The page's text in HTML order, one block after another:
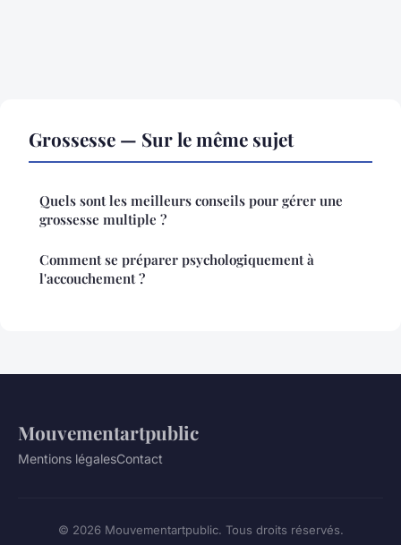
Grossesse — Sur le même sujet
Quels sont les meilleurs conseils pour gérer une
grossesse multiple ?
Comment se préparer psychologiquement à
l'accouchement ?
Mouvementartpublic
Mentions légalesContact
© 2026 Mouvementartpublic. Tous droits réservés.